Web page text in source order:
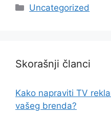
Categories
Uncategorized
Skorašnji članci
Kako napraviti TV
vašeg brenda?